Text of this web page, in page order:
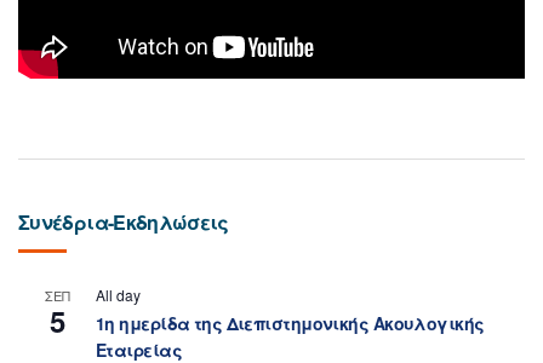
Συνέδρια-Εκδηλώσεις
ΣΕΠ
5
All day
1η ημερίδα της Διεπιστημονικής Ακουλογικής
Εταιρείας